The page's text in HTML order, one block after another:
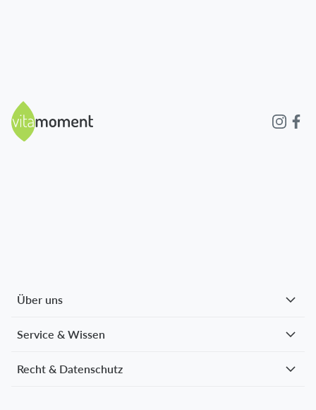
Über uns
Service & Wissen
Recht & Datenschutz